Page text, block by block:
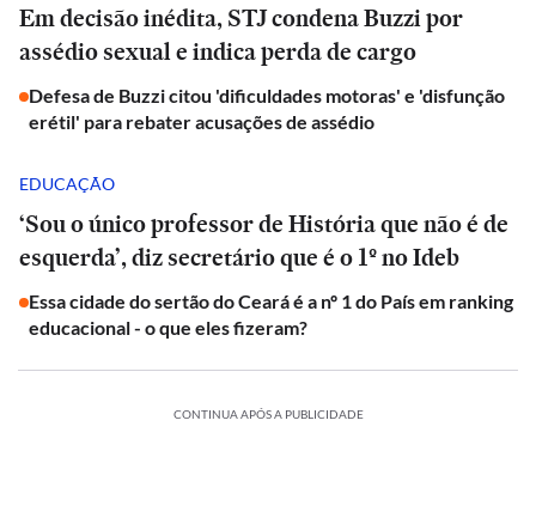
Em decisão inédita, STJ condena Buzzi por
assédio sexual e indica perda de cargo
Defesa de Buzzi citou 'dificuldades motoras' e 'disfunção
erétil' para rebater acusações de assédio
EDUCAÇÃO
‘Sou o único professor de História que não é de
esquerda’, diz secretário que é o 1º no Ideb
Essa cidade do sertão do Ceará é a nº 1 do País em ranking
educacional - o que eles fizeram?
CONTINUA APÓS A PUBLICIDADE